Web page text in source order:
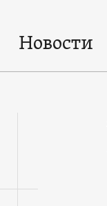
Новости